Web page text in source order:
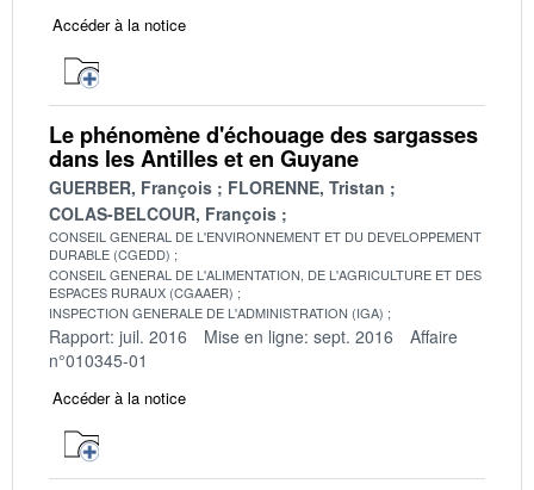
Accéder à la notice
Le phénomène d'échouage des sargasses
dans les Antilles et en Guyane
GUERBER, François
FLORENNE, Tristan
COLAS-BELCOUR, François
CONSEIL GENERAL DE L'ENVIRONNEMENT ET DU DEVELOPPEMENT
DURABLE (CGEDD)
CONSEIL GENERAL DE L'ALIMENTATION, DE L'AGRICULTURE ET DES
ESPACES RURAUX (CGAAER)
INSPECTION GENERALE DE L'ADMINISTRATION (IGA)
Rapport: juil. 2016 Mise en ligne: sept. 2016
Affaire
n°010345-01
Accéder à la notice